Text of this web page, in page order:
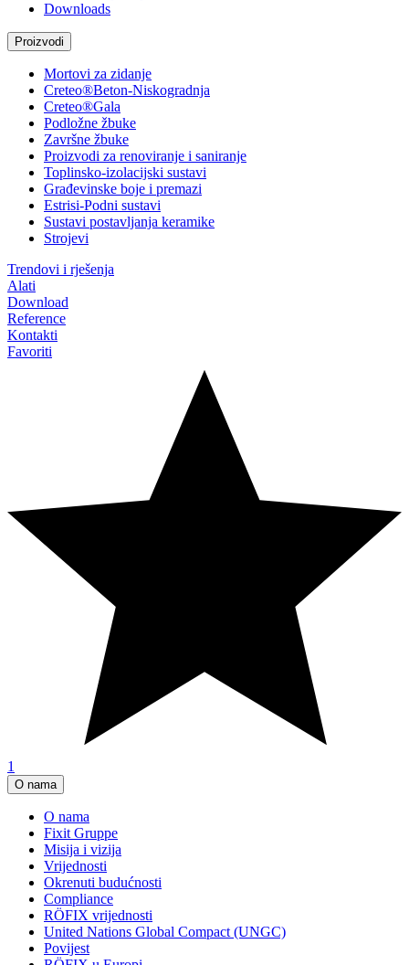
Downloads
Proizvodi
Mortovi za zidanje
Creteo®Beton-Niskogradnja
Creteo®Gala
Podložne žbuke
Završne žbuke
Proizvodi za renoviranje i saniranje
Toplinsko-izolacijski sustavi
Građevinske boje i premazi
Estrisi-Podni sustavi
Sustavi postavljanja keramike
Strojevi
Trendovi i rješenja
Alati
Download
Reference
Kontakti
Favoriti
1
O nama
O nama
Fixit Gruppe
Misija i vizija
Vrijednosti
Okrenuti budućnosti
Compliance
RÖFIX vrijednosti
United Nations Global Compact (UNGC)
Povijest